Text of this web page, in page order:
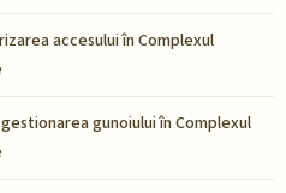
accesului în Complexul
gunoiului în Complexul